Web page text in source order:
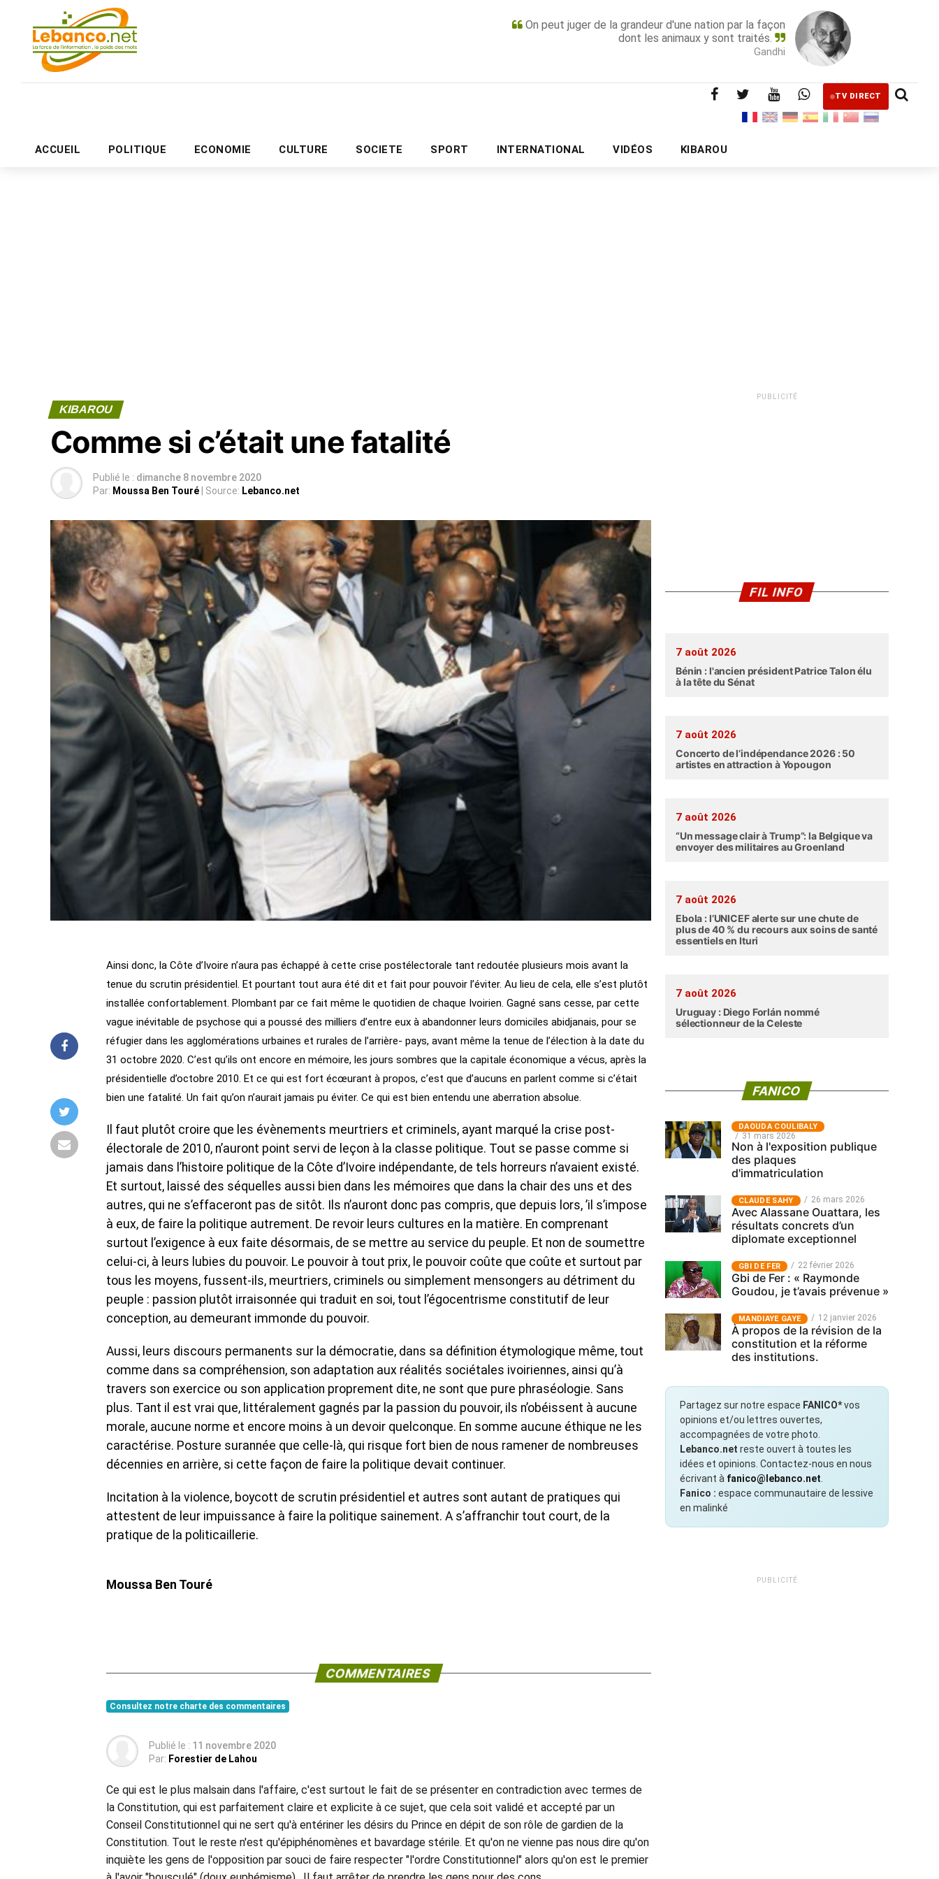
On peut juger de la grandeur d'une nation par la façon
dont les animaux y sont traités.
Gandhi
TV DIRECT
ACCUEIL POLITIQUE ECONOMIE CULTURE SOCIETE SPORT INTERNATIONAL VIDÉOS KIBAROU
PUBLICITÉ
KIBAROU
Comme si c’était une fatalité
Publié le : dimanche 8 novembre 2020
Par: Moussa Ben Touré | Source: Lebanco.net
Ainsi donc, la Côte d’Ivoire n’aura pas échappé à cette crise postélectorale tant redoutée plusieurs mois avant la
tenue du scrutin présidentiel. Et pourtant tout aura été dit et fait pour pouvoir l’éviter. Au lieu de cela, elle s’est plutôt
installée confortablement. Plombant par ce fait même le quotidien de chaque Ivoirien. Gagné sans cesse, par cette
vague inévitable de psychose qui a poussé des milliers d’entre eux à abandonner leurs domiciles abidjanais, pour se
réfugier dans les agglomérations urbaines et rurales de l’arrière- pays, avant même la tenue de l’élection à la date du
31 octobre 2020. C’est qu’ils ont encore en mémoire, les jours sombres que la capitale économique a vécus, après la
présidentielle d’octobre 2010. Et ce qui est fort écœurant à propos, c’est que d’aucuns en parlent comme si c’était
bien une fatalité. Un fait qu’on n’aurait jamais pu éviter. Ce qui est bien entendu une aberration absolue.
Il faut plutôt croire que les évènements meurtriers et criminels, ayant marqué la crise post-
électorale de 2010, n’auront point servi de leçon à la classe politique. Tout se passe comme si
jamais dans l’histoire politique de la Côte d’Ivoire indépendante, de tels horreurs n’avaient existé.
Et surtout, laissé des séquelles aussi bien dans les mémoires que dans la chair des uns et des
autres, qui ne s’effaceront pas de sitôt. Ils n’auront donc pas compris, que depuis lors, ’il s’impose
à eux, de faire la politique autrement. De revoir leurs cultures en la matière. En comprenant
surtout l’exigence à eux faite désormais, de se mettre au service du peuple. Et non de soumettre
celui-ci, à leurs lubies du pouvoir. Le pouvoir à tout prix, le pouvoir coûte que coûte et surtout par
tous les moyens, fussent-ils, meurtriers, criminels ou simplement mensongers au détriment du
peuple : passion plutôt irraisonnée qui traduit en soi, tout l’égocentrisme constitutif de leur
conception, au demeurant immonde du pouvoir.
Aussi, leurs discours permanents sur la démocratie, dans sa définition étymologique même, tout
comme dans sa compréhension, son adaptation aux réalités sociétales ivoiriennes, ainsi qu’à
travers son exercice ou son application proprement dite, ne sont que pure phraséologie. Sans
plus. Tant il est vrai que, littéralement gagnés par la passion du pouvoir, ils n’obéissent à aucune
morale, aucune norme et encore moins à un devoir quelconque. En somme aucune éthique ne les
caractérise. Posture surannée que celle-là, qui risque fort bien de nous ramener de nombreuses
décennies en arrière, si cette façon de faire la politique devait continuer.
Incitation à la violence, boycott de scrutin présidentiel et autres sont autant de pratiques qui
attestent de leur impuissance à faire la politique sainement. A s’affranchir tout court, de la
pratique de la politicaillerie.
Moussa Ben Touré
COMMENTAIRES
Consultez notre charte des commentaires
Publié le : 11 novembre 2020
Par: Forestier de Lahou
Ce qui est le plus malsain dans l'affaire, c'est surtout le fait de se présenter en contradiction avec termes de
la Constitution, qui est parfaitement claire et explicite à ce sujet, que cela soit validé et accepté par un
Conseil Constitutionnel qui ne sert qu'à entériner les désirs du Prince en dépit de son rôle de gardien de la
Constitution. Tout le reste n'est qu'épiphénomènes et bavardage stérile. Et qu'on ne vienne pas nous dire qu'on
inquiète les gens de l'opposition par souci de faire respecter "l'ordre Constitutionnel" alors qu'on est le premier
PUBLICITÉ
FIL INFO
7 août 2026
Bénin : l'ancien président Patrice Talon élu
à la tête du Sénat
7 août 2026
Concerto de l’indépendance 2026 : 50
artistes en attraction à Yopougon
7 août 2026
“Un message clair à Trump”: la Belgique va
envoyer des militaires au Groenland
7 août 2026
Ebola : l’UNICEF alerte sur une chute de
plus de 40 % du recours aux soins de santé
essentiels en Ituri
7 août 2026
Uruguay : Diego Forlán nommé
sélectionneur de la Celeste
FANICO
‎DAOUDA COULIBALY
31 mars 2026
Non à l'exposition publique
des plaques
d'immatriculation
CLAUDE SAHY 26 mars 2026
Avec Alassane Ouattara, les
résultats concrets d’un
diplomate exceptionnel
GBI DE FER 22 février 2026
Gbi de Fer : « Raymonde
Goudou, je t’avais prévenue »
MANDIAYE GAYE 12 janvier 2026
À propos de la révision de la
constitution et la réforme
des institutions.
Partagez sur notre espace FANICO*vos
opinions et/ou lettres ouvertes,
accompagnées de votre photo.
Lebanco.net reste ouvert à toutes les
idées et opinions. Contactez-nous en nous
écrivant à fanico@lebanco.net
Fanico : espace communautaire de lessive
en malinké
PUBLICITÉ